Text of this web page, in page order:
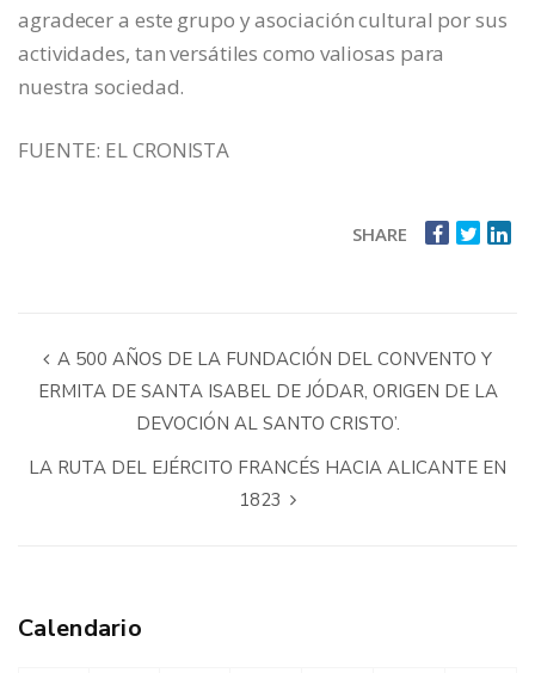
agradecer a este grupo y asociación cultural por sus
actividades, tan versátiles como valiosas para
nuestra sociedad.
FUENTE: EL CRONISTA
SHARE
A 500 AÑOS DE LA FUNDACIÓN DEL CONVENTO Y
ERMITA DE SANTA ISABEL DE JÓDAR, ORIGEN DE LA
DEVOCIÓN AL SANTO CRISTO’.
LA RUTA DEL EJÉRCITO FRANCÉS HACIA ALICANTE EN
1823
Calendario